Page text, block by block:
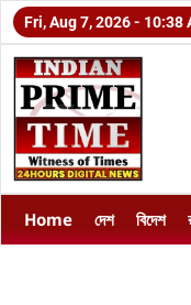
Fri, Aug 7, 2026 - 10:38
Home দেশ বিদেশ